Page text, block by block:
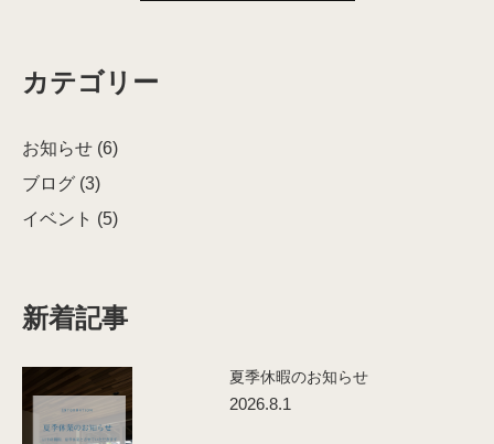
カテゴリー
お知らせ (6)
ブログ (3)
イベント (5)
新着記事
夏季休暇のお知らせ
2026.8.1